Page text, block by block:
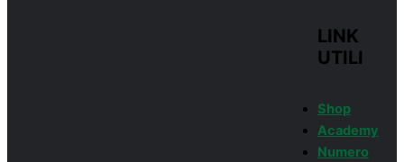
LINK
UTILI
Shop
Academy
Numero